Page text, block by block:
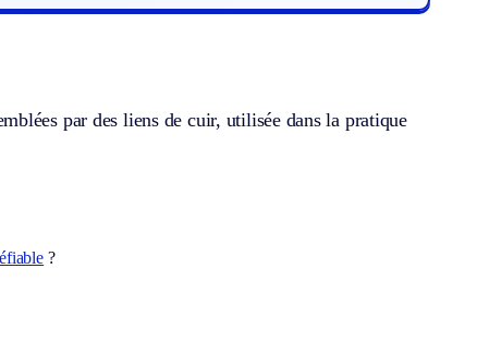
par des liens de cuir, utilisée dans la pratique
?